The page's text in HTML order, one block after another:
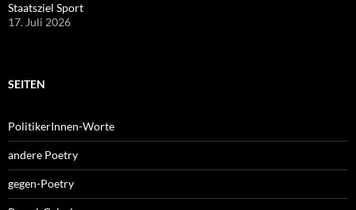
Staatsziel Sport
17. Juli 2026
SEITEN
PolitikerInnen-Worte
andere Poetry
gegen-Poetry